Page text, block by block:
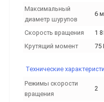
Максимальный
диаметр шурупов
6
Скорость вращения
1
Крутящий момент
75
Технические
Режимы скорости
вращения
2